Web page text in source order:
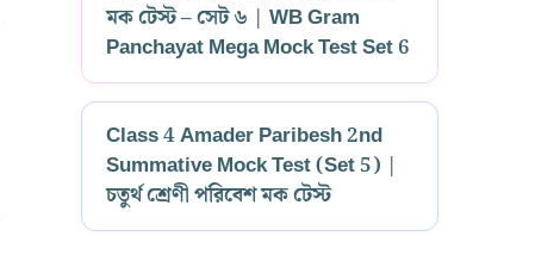
মক টেস্ট – সেট ৬ | WB Gram
Panchayat Mega Mock Test Set 6
Class 4 Amader Paribesh 2nd
Summative Mock Test (Set 5) |
চতুর্থ শ্রেণী পরিবেশ মক টেস্ট